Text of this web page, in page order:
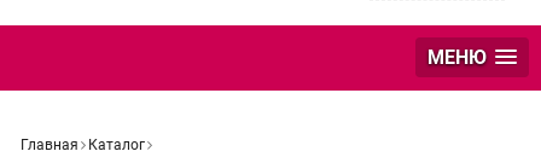
МЕНЮ
Главная
Каталог